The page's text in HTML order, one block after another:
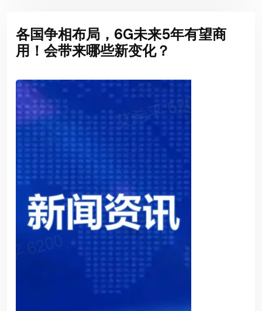
各国争相布局，6G未来5年有望商
用！会带来哪些新变化？